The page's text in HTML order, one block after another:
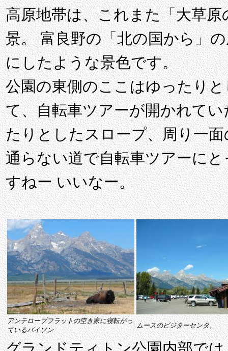
高原地帯は、これまた「大草
景。 富良野の「北の国から」
にしたような景色です。
公園の東側のここはゆったり
て、自転車ツアーが開かれて
たりとしたスロープ、周り一
通らない道で自転車ツアーに
すねー いいなー。
アンテロープフラットの空き家に寝転がっ
ているバイソン
ムースのビジターセンタ。